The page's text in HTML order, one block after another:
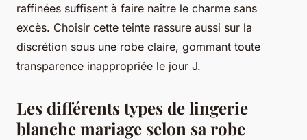
raffinées suffisent à faire naître le charme sans
excès. Choisir cette teinte rassure aussi sur la
discrétion sous une robe claire, gommant toute
transparence inappropriée le jour J.
Les différents types de lingerie
blanche mariage selon sa robe